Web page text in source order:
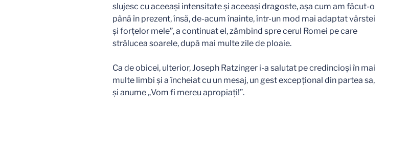
slujesc cu aceeaşi intensitate şi aceeaşi dragoste, aşa cum am făcut-o
până în prezent, însă, de-acum înainte, într-un mod mai adaptat vârstei
şi forţelor mele”, a continuat el, zâmbind spre cerul Romei pe care
strălucea soarele, după mai multe zile de ploaie.
Ca de obicei, ulterior, Joseph Ratzinger i-a salutat pe credincioşi în mai
multe limbi şi a încheiat cu un mesaj, un gest excepţional din partea sa,
şi anume „Vom fi mereu apropiaţi!”.